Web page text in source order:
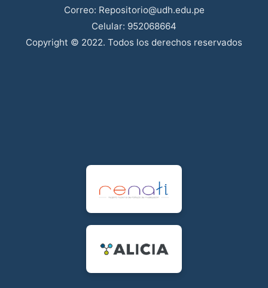
Correo: Repositorio@udh.edu.pe
Celular: 952068664
Copyright © 2022. Todos los derechos reservados